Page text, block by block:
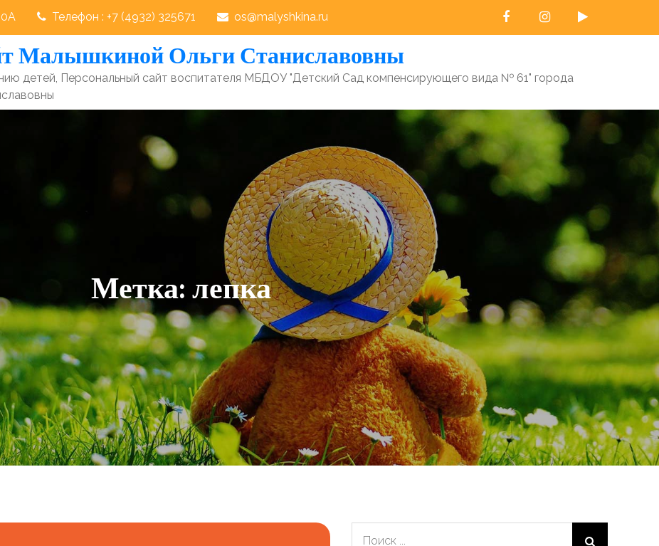
Телефон : +7 (4932) 325671 os@malyshkina.ru
Малышкиной Ольги Станиславовны
детей, Персональный сайт воспитателя МБДОУ "Детский Сад компенсирующего вида № 61" города
Метка:лепка